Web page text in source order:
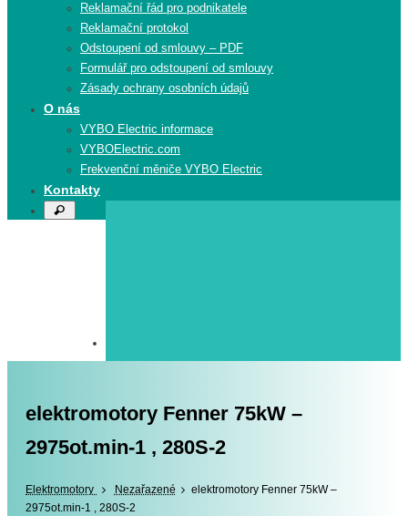
Reklamační řád pro podnikatele
Reklamační protokol
Odstoupení od smlouvy – PDF
Formulář pro odstoupení od smlouvy
Zásady ochrany osobních údajů
O nás
VYBO Electric informace
VYBOElectric.com
Frekvenční měniče VYBO Electric
Kontakty
Search
Search
elektromotory Fenner 75kW –
2975ot.min-1 , 280S-2
Elektromotory Elektromotory
Nezařazené
elektromotory Fenner 75kW –
2975ot.min-1 , 280S-2